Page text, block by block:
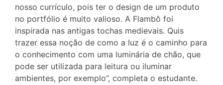
nosso currículo, pois ter o design de um produto
no portfólio é muito valioso. A Flambô foi
inspirada nas antigas tochas medievais. Quis
trazer essa noção de como a luz é o caminho para
o conhecimento com uma luminária de chão, que
pode ser utilizada para leitura ou iluminar
ambientes, por exemplo”, completa o estudante.